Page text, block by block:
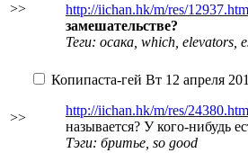
>> http://iichan.hk/m/res/
замешательстве?
Теги: осака, which, elevators,
>>
Копипаста-гей Вт 12 апреля
http://iichan.hk/m/res/
называется? У кого-нибудь
Тэги: бритье, so good